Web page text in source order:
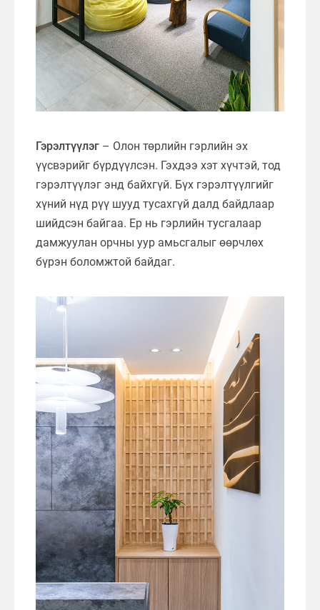
Гэрэлтүүлэг – Олон төрлийн гэрлийн эх
үүсвэрийг бүрдүүлсэн. Гэхдээ хэт хүчтэй, тод
гэрэлтүүлэг энд байхгүй. Бүх гэрэлтүүлгийг
хүний нүд рүү шууд тусахгүй далд байдлаар
шийдсэн байгаа. Ер нь гэрлийн тусгалаар
дамжуулан орчны уур амьсгалыг өөрчлөх
бүрэн боломжтой байдаг.